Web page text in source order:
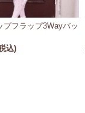
プフラップ3Wayバッ
込)